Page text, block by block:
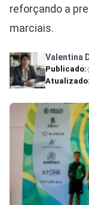
reforçando a
marciais.
Valentina
Publicado:
Atualizado: